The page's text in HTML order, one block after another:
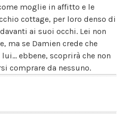
moglie in affitto e le
cottage, per loro denso di
ai suoi occhi. Lei non
ma se Damien crede che
ebbene, scoprirà che non
comprare da nessuno.